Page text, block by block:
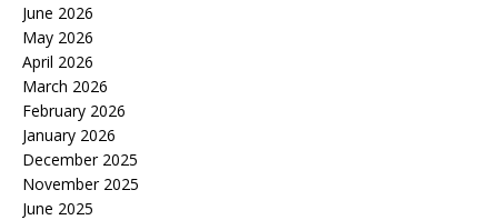
June 2026
May 2026
April 2026
March 2026
February 2026
January 2026
December 2025
November 2025
June 2025